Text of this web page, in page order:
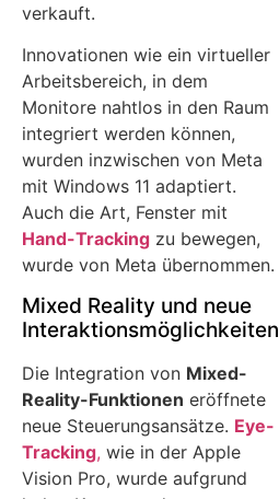
verkauft.
Innovationen wie ein virtueller
Arbeitsbereich, in dem
Monitore nahtlos in den Raum
integriert werden können,
wurden inzwischen von Meta
mit Windows 11 adaptiert.
Auch die Art, Fenster mit
Hand-Tracking zu bewegen,
wurde von Meta übernommen.
Mixed Reality und neue
Interaktionsmöglichkeiten
Die Integration von Mixed-
Reality-Funktionen eröffnete
neue Steuerungsansätze. Eye-
Tracking, wie in der Apple
Vision Pro, wurde aufgrund